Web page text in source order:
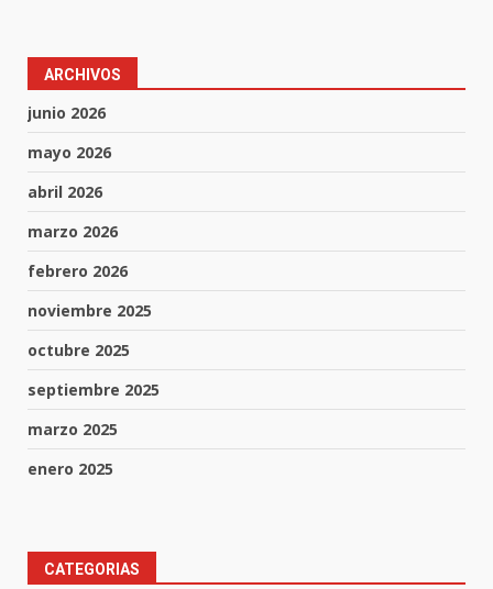
ARCHIVOS
junio 2026
mayo 2026
abril 2026
marzo 2026
febrero 2026
noviembre 2025
octubre 2025
septiembre 2025
marzo 2025
enero 2025
CATEGORIAS